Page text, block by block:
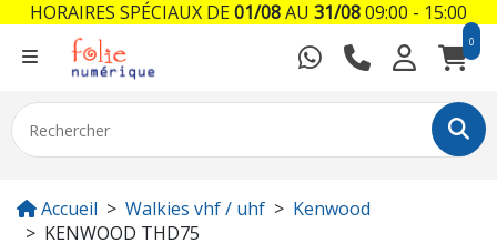
0
Accueil Walkies vhf / uhf
Kenwood
KENWOOD THD75
HORAIRES SPÉCIAUX DE01/08AU 31/0809:00 - 15:00